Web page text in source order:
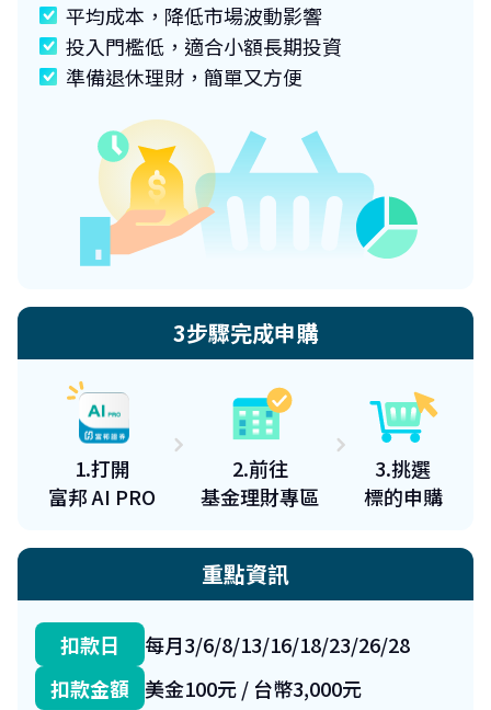
平均成本，降低市場波動影響
投入門檻低，適合小額長期投資
準備退休理財，簡單又方便
3步驟完成申購
1.打開
富邦 AI PRO
2.前往
基金理財專區
3.挑選
標的申購
重點資訊
扣款日
每月3/6/8/13/16/18/23/26/28
扣款金額 美金100元 / 台幣3,000元